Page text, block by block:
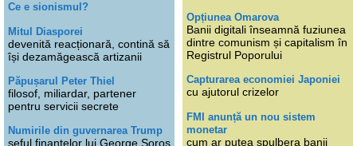
Ce e sionismul?
Mitul Diasporei
devenită reacționară, contină să
își dezamăgească artizanii
Păpușarul Peter Thiel
filosof, miliardar, partener
pentru servicii secrete
Numirile din guvernarea Trump
șeful finanțelor lui George Soros
Opțiunea Omarova
Banii digitali înseamnă fuziunea
dintre comunism și capitalism în
Registrul Poporului
Capturarea economiei Japoniei
cu ajutorul crizelor
FMI anunță un nou sistem
monetar
cum ar putea spulbera banii